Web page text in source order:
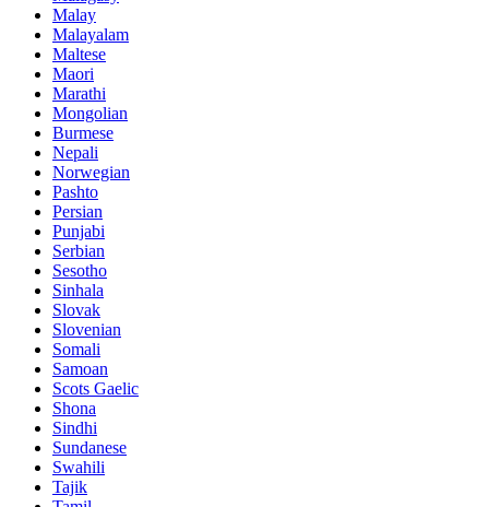
Malay
Malayalam
Maltese
Maori
Marathi
Mongolian
Burmese
Nepali
Norwegian
Pashto
Persian
Punjabi
Serbian
Sesotho
Sinhala
Slovak
Slovenian
Somali
Samoan
Scots Gaelic
Shona
Sindhi
Sundanese
Swahili
Tajik